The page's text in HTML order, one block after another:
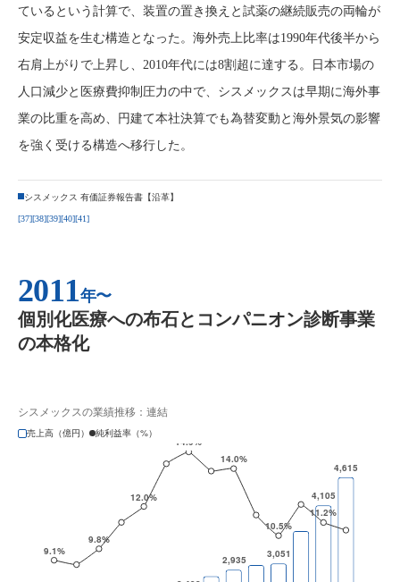
ているという計算で、装置の置き換えと試薬の継続販売の両輪が
安定収益を生む構造となった。海外売上比率は1990年代後半から
右肩上がりで上昇し、2010年代には8割超に達する。日本市場の
人口減少と医療費抑制圧力の中で、シスメックスは早期に海外事
業の比重を高め、円建て本社決算でも為替変動と海外景気の影響
を強く受ける構造へ移行した。
シスメックス 有価証券報告書【沿革】
[37][38][39][40][41]
2011年〜
個別化医療への布石とコンパニオン診断事業
の本格化
シスメックスの業績推移：連結
売上高（億円）
純利益率（%）